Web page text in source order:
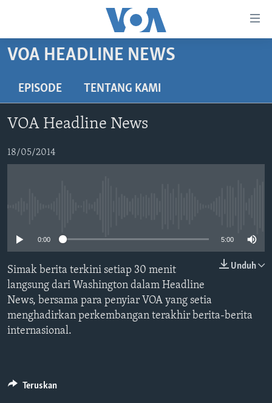
Akses
Utama
Lanjut
Navigasi
DUNIA
POLYGRAPH
DAFTAR PROGRAM
Bahasa-bahasa
VOA HEADLINE NEWS
EPISODE TENTANG KAMI
VOA Headline News
18/05/2014
0:00 5:00
Unduh
Simak berita terkini setiap 30 menit
langsung dari Washington dalam Headline
News, bersama para penyiar VOA yang setia
menghadirkan perkembangan terakhir berita-berita
internasional.
Teruskan